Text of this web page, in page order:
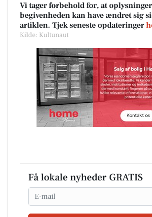
Vi tager forbehold for, at
begivenheden kan have ændret sig
artiklen. Tjek seneste opdateringer
Kilde: Kultunaut
Få lokale nyheder GRATIS
Email